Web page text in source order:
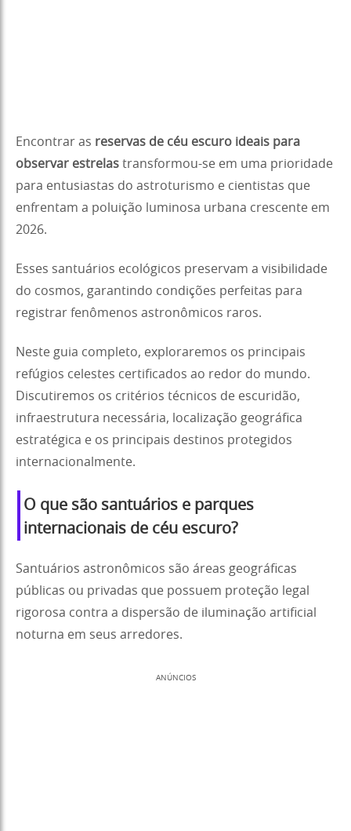
Encontrar as reservas de céu escuro ideais para
observar estrelas transformou-se em uma prioridade
para entusiastas do astroturismo e cientistas que
enfrentam a poluição luminosa urbana crescente em
2026.
Esses santuários ecológicos preservam a visibilidade
do cosmos, garantindo condições perfeitas para
registrar fenômenos astronômicos raros.
Neste guia completo, exploraremos os principais
refúgios celestes certificados ao redor do mundo.
Discutiremos os critérios técnicos de escuridão,
infraestrutura necessária, localização geográfica
estratégica e os principais destinos protegidos
internacionalmente.
O que são santuários e parques
internacionais de céu escuro?
Santuários astronômicos são áreas geográficas
públicas ou privadas que possuem proteção legal
rigorosa contra a dispersão de iluminação artificial
noturna em seus arredores.
ANÚNCIOS